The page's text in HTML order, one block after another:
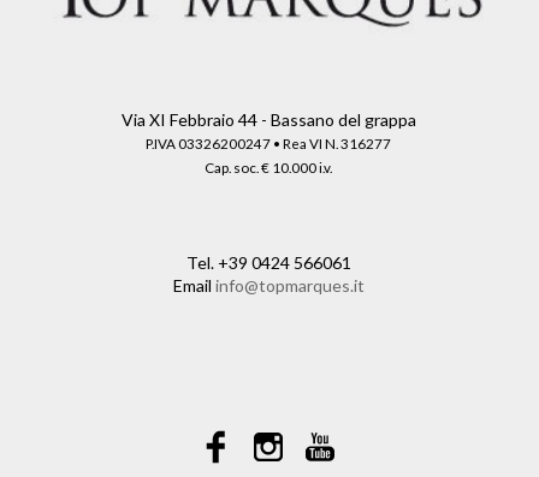
Via XI Febbraio 44 - Bassano del grappa
P.IVA 03326200247 • Rea VI N. 316277
Cap. soc. € 10.000 i.v.
Tel. +39 0424 566061
Email info@topmarques.it